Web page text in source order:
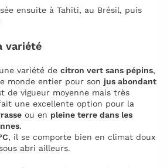
ensuite à Tahiti, au Brésil, puis
variété
variété de citron vert sans pépins,
monde entier pour son jus abondant
de vigueur moyenne mais très
une excellente option pour la
ou en pleine terre dans les
.
, il se comporte bien en climat doux
abri ailleurs.